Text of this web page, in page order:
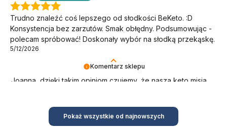
Komentarz sklepu
Joanna, dzięki takim opiniom czujemy, że nasza keto misja
Trudno znaleźć coś lepszego od słodkości BeKeto. :D
Konsystencja bez zarzutów. Smak obłędny. Podsumowując -
polecam spróbować! Doskonały wybór na słodką przekąskę.
5/12/2026
Pokaż wszystkie od najnowszych